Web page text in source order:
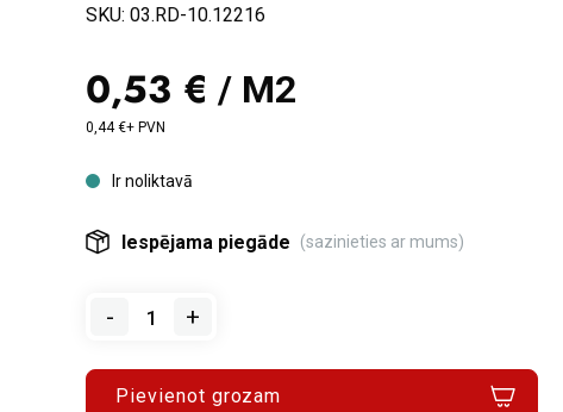
SKU: 03.RD-10.12216
0,53 € / M2
0,44 €+ PVN
Ir noliktavā
Iespējama piegāde (sazinieties ar mums)
- +
Pievienot grozam